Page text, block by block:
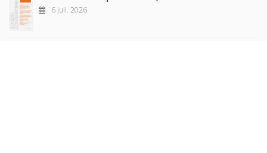
6 juil. 2026